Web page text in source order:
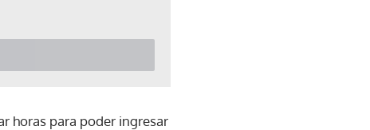
horas para poder ingresar